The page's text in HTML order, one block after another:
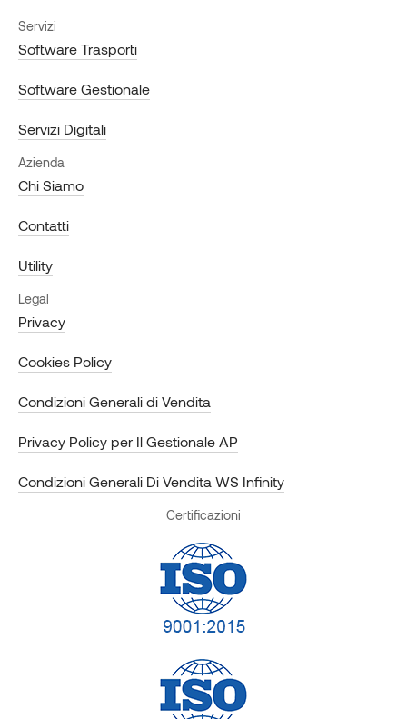
Servizi
Software Trasporti
Software Gestionale
Servizi Digitali
Azienda
Chi Siamo
Contatti
Utility
Legal
Privacy
Cookies Policy
Condizioni Generali di Vendita
Privacy Policy per Il Gestionale AP
Condizioni Generali Di Vendita WS Infinity
Certificazioni